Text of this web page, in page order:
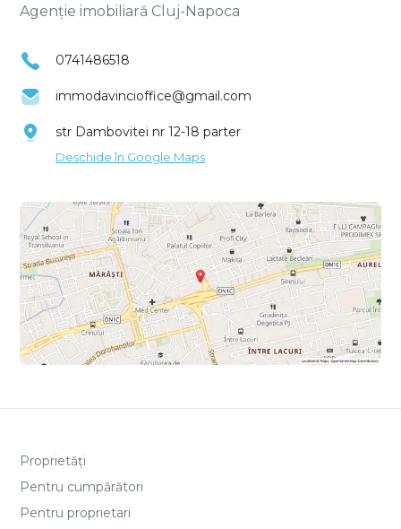
Agenție imobiliară Cluj-Napoca
0741486518
immodavincioffice@gmail.com
str Dambovitei nr 12-18 parter
Deschide în Google Maps
Proprietăți
Pentru cumpărători
Pentru proprietari